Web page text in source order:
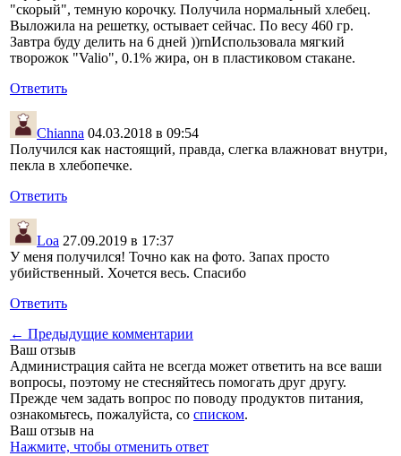
"скорый", темную корочку. Получила нормальный хлебец.
Выложила на решетку, остывает сейчас. По весу 460 гр.
Завтра буду делить на 6 дней ))rnИспользовала мягкий
творожок "Valio", 0.1% жира, он в пластиковом стакане.
Ответить
Chianna 04.03.2018 в 09:54
Получился как настоящий, правда, слегка влажноват внутри,
пекла в хлебопечке.
Ответить
Loa 27.09.2019 в 17:37
У меня получился! Точно как на фото. Запах просто
убийственный. Хочется весь. Спасибо
Ответить
← Предыдущие комментарии
Ваш отзыв
Администрация сайта не всегда может ответить на все ваши
вопросы, поэтому не стесняйтесь помогать друг другу.
Прежде чем задать вопрос по поводу продуктов питания,
ознакомьтесь, пожалуйста, со списком.
Ваш отзыв на
Нажмите, чтобы отменить ответ